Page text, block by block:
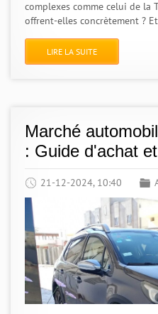
complexes comme celui de la
offrent-elles concrètement ? Et
LIRE LA SUITE
Marché
: Guide d'achat
21-12-2024, 10:40